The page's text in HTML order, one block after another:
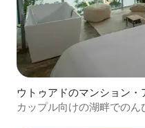
ウトゥアドのマンション・
カップル向けの湖畔でのん